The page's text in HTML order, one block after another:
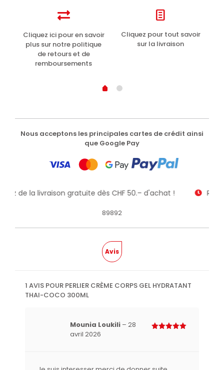
300ml
Cliquez ici pour en savoir
plus sur notre politique
de retours et de
remboursements
Cliquez pour tout savoir
sur la livraison
Nous acceptons les principales cartes de crédit ainsi
que Google Pay
de la livraison gratuite dès CHF 50.– d'achat !
89892
Avis
1 AVIS POUR PERLIER CRÈME CORPS GEL HYDRATANT
THAI-COCO 300ML
Mounia Loukili – 28
avril 2026